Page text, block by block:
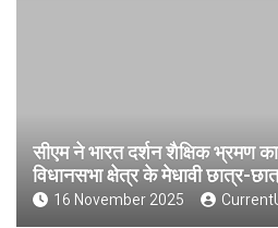
सीएम ने भारत दर्शन शैक्षिक भ्रमण
विधानसभा क्षेत्र के मेधावी छात्र-
16 November 2025